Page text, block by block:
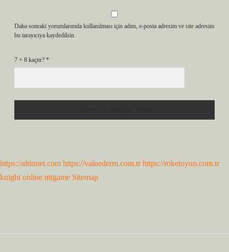
Daha sonraki yorumlarımda kullanılması için adım, e-posta adresim ve site adresim
bu tarayıcıya kaydedilsin.
7 + 8 kaçtır? *
https://altinnet.com https://valuederm.com.tr https://roketoyun.com.tr
knight online nttgame Sitemap